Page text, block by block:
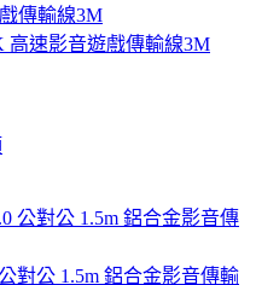
高速影音遊戲傳輸線3M
對公 1.5m 鋁合金影音傳輸